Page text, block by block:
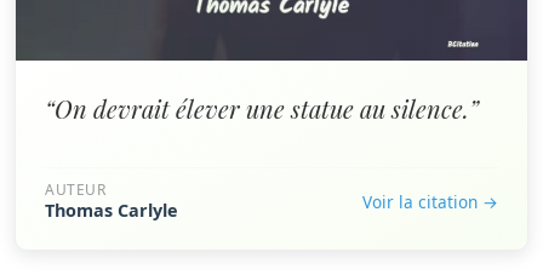
“On devrait élever une statue au silence.”
AUTEUR
Thomas Carlyle Voir la citation →